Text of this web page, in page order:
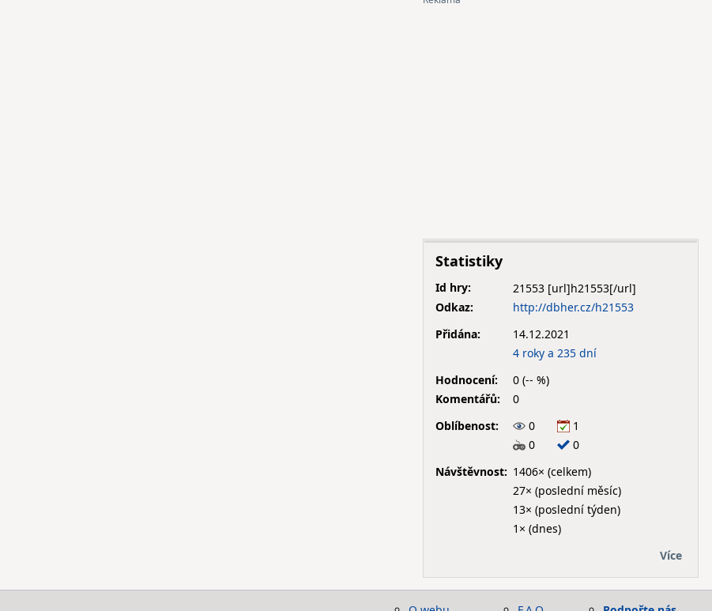
Statistiky
Id hry:
21553
Odkaz:
http://dbher.cz/h21553
Přidána:
14.12.2021
4 roky a 235 dní
Hodnocení:
0 (-- %)
Komentářů:
0
Oblíbenost:
0
1
0
0
Návštěvnost: 1406× (celkem)
27× (poslední měsíc)
13× (poslední týden)
1× (dnes)
Více